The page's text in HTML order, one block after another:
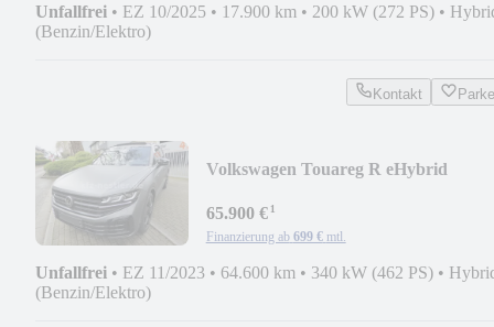
Unfallfrei • EZ 10/2025 • 17.900 km • 200 kW (272 PS) •
(Benzin/Elektro)
Kontakt
Volkswagen Touareg R eHybrid
65.900 €¹
Finanzierung ab 699 € mtl.
Unfallfrei • EZ 11/2023 • 64.600 km • 340 kW (462 PS) •
(Benzin/Elektro)